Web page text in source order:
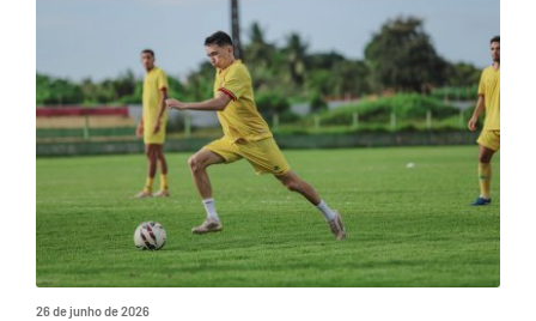
26 de junho de 2026